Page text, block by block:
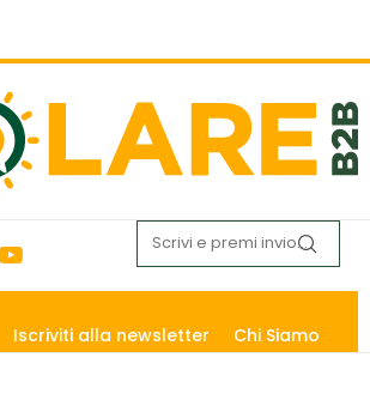
Iscriviti alla newsletter Chi Siamo